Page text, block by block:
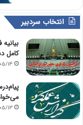
انتخاب سردبیر
کامل
14
13